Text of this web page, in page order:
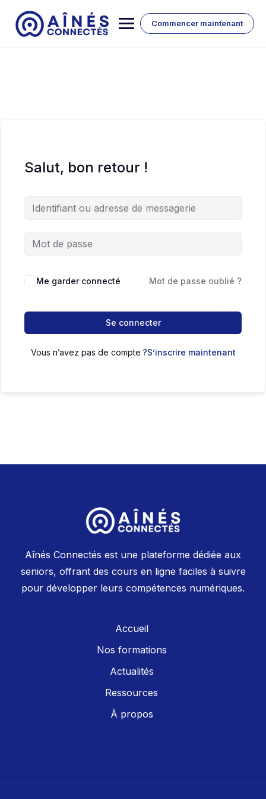
content
Commencer maintenant
Salut, bon retour !
Me garder connecté Mot de passe oublié ?
Se connecter
Vous n’avez pas de compte ?S’inscrire maintenant
Aînés Connectés est une plateforme dédiée aux
seniors, offrant des cours en ligne faciles à suivre
pour développer leurs compétences numériques.
Accueil
Nos formations
Actualités
Ressources
À propos